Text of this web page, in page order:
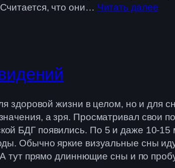
что они… Читать далее
здоровой жизни в целом, но и для
а зря. Просматривал свои
БДГ появились. По 5 и даже 10-15
Обычно яркие визуальные сны
А тут прямо длиннющие сны и по